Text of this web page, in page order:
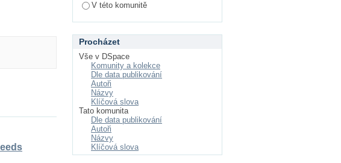
V této komunitě
Procházet
Vše v DSpace
Komunity a kolekce
Dle data publikování
Autoři
Názvy
Klíčová slova
Tato komunita
Dle data publikování
Autoři
Názvy
Klíčová slova